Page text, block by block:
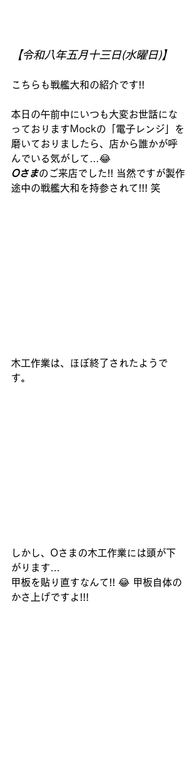
【令和八年五月十三日(水曜日)】
こちらも戦艦大和の紹介です!!
本日の午前中にいつも大変お世話にな
っておりますMockの「電子レンジ」を
磨いておりましたら、店から誰かが呼
んでいる気がして…😂
Oさまのご来店でした!! 当然ですが製作
途中の戦艦大和を持参されて!!! 笑
木工作業は、ほぼ終了されたようで
す。
しかし、Oさまの木工作業には頭が下
がります…
甲板を貼り直すなんて!! 😂 甲板自体の
かさ上げですよ!!!